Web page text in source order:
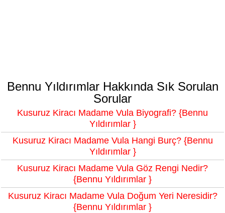
Bennu Yıldırımlar Hakkında Sık Sorulan
Sorular
Kusuruz Kiracı Madame Vula Biyografi? {Bennu
Yıldırımlar }
Kusuruz Kiracı Madame Vula Hangi Burç? {Bennu
Yıldırımlar }
Kusuruz Kiracı Madame Vula Göz Rengi Nedir?
{Bennu Yıldırımlar }
Kusuruz Kiracı Madame Vula Doğum Yeri Neresidir?
{Bennu Yıldırımlar }